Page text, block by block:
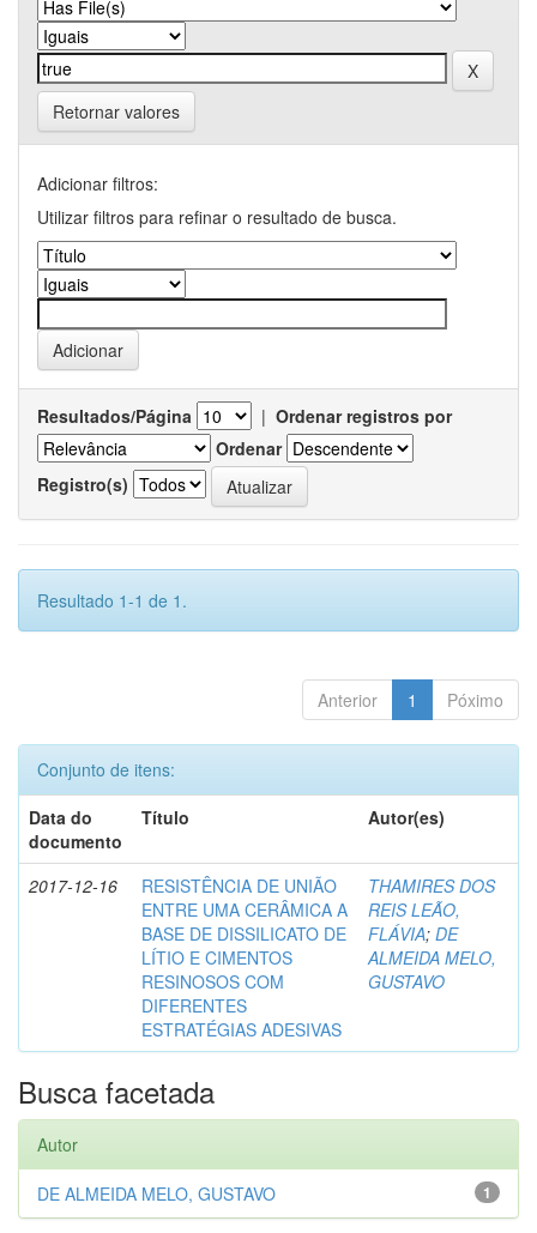
Retornar valores
Adicionar filtros:
Utilizar filtros para refinar o resultado de busca.
Resultados/Página | Ordenar registros por
Ordenar
Registro(s)
Resultado 1-1 de 1.
Anterior 1 Póximo
Conjunto de itens:
Data do
documento
Título Autor(es)
2017-12-16
RESISTÊNCIA DE UNIÃO
ENTRE UMA CERÂMICA A
BASE DE DISSILICATO DE
LÍTIO E CIMENTOS
RESINOSOS COM
DIFERENTES
ESTRATÉGIAS ADESIVAS
THAMIRES DOS
REIS LEÃO,
FLÁVIA; DE
ALMEIDA MELO,
GUSTAVO
Busca facetada
Autor
1
DE ALMEIDA MELO, GUSTAVO